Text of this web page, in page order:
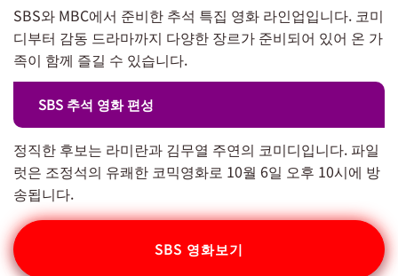
SBS와 MBC에서 준비한 추석 특집 영화 라인업입니다. 코미
디부터 감동 드라마까지 다양한 장르가 준비되어 있어 온 가
족이 함께 즐길 수 있습니다.
SBS 추석 영화 편성
정직한 후보는 라미란과 김무열 주연의 코미디입니다. 파일
럿은 조정석의 유쾌한 코믹영화로 10월 6일 오후 10시에 방
송됩니다.
SBS 영화보기